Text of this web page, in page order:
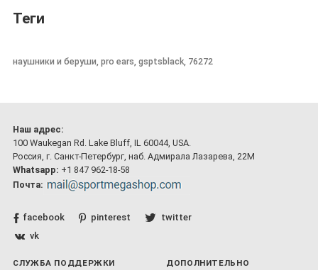
Теги
наушники и беруши, pro ears, gsptsblack, 76272
Наш адрес:
100 Waukegan Rd. Lake Bluff, IL 60044, USA.
Россия, г. Санкт-Петербург, наб. Адмирала Лазарева, 22М
Whatsapp: +1 847 962-18-58
Почта:
facebook pinterest
twitter
vk
СЛУЖБА ПОДДЕРЖКИ ДОПОЛНИТЕЛЬНО